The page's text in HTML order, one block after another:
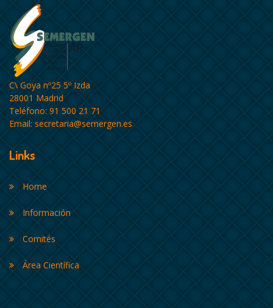
C\ Goya nº25 5º Izda
28001 Madrid
Teléfono: 91 500 21 71
Email: secretaria@semergen.es
Links
Home
Información
Comités
Área Científica